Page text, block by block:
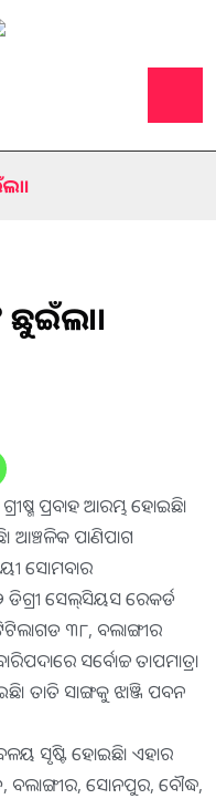
ଛୁଇଁଲା।
ପ୍ରବାହ ଆରମ୍ଭ ହୋଇଛି।
ଆଞ୍ଚଳିକ ପାଣିପାଗ
ସୋମବାର
ଡିଗ୍ରୀ ସେଲ୍‌ସିୟସ ରେକର୍ଡ
୩୮, ବଲାଙ୍ଗୀର
ସର୍ବୋଚ୍ଚ ତାପମାତ୍ରା
ତାତି ସାଙ୍ଗକୁ ଝାଞ୍ଜି ପବନ
ସୃଷ୍ଟି ହୋଇଛି। ଏହାର
ବଲାଙ୍ଗୀର, ସୋନପୁର, ବୌଦ୍ଧ,